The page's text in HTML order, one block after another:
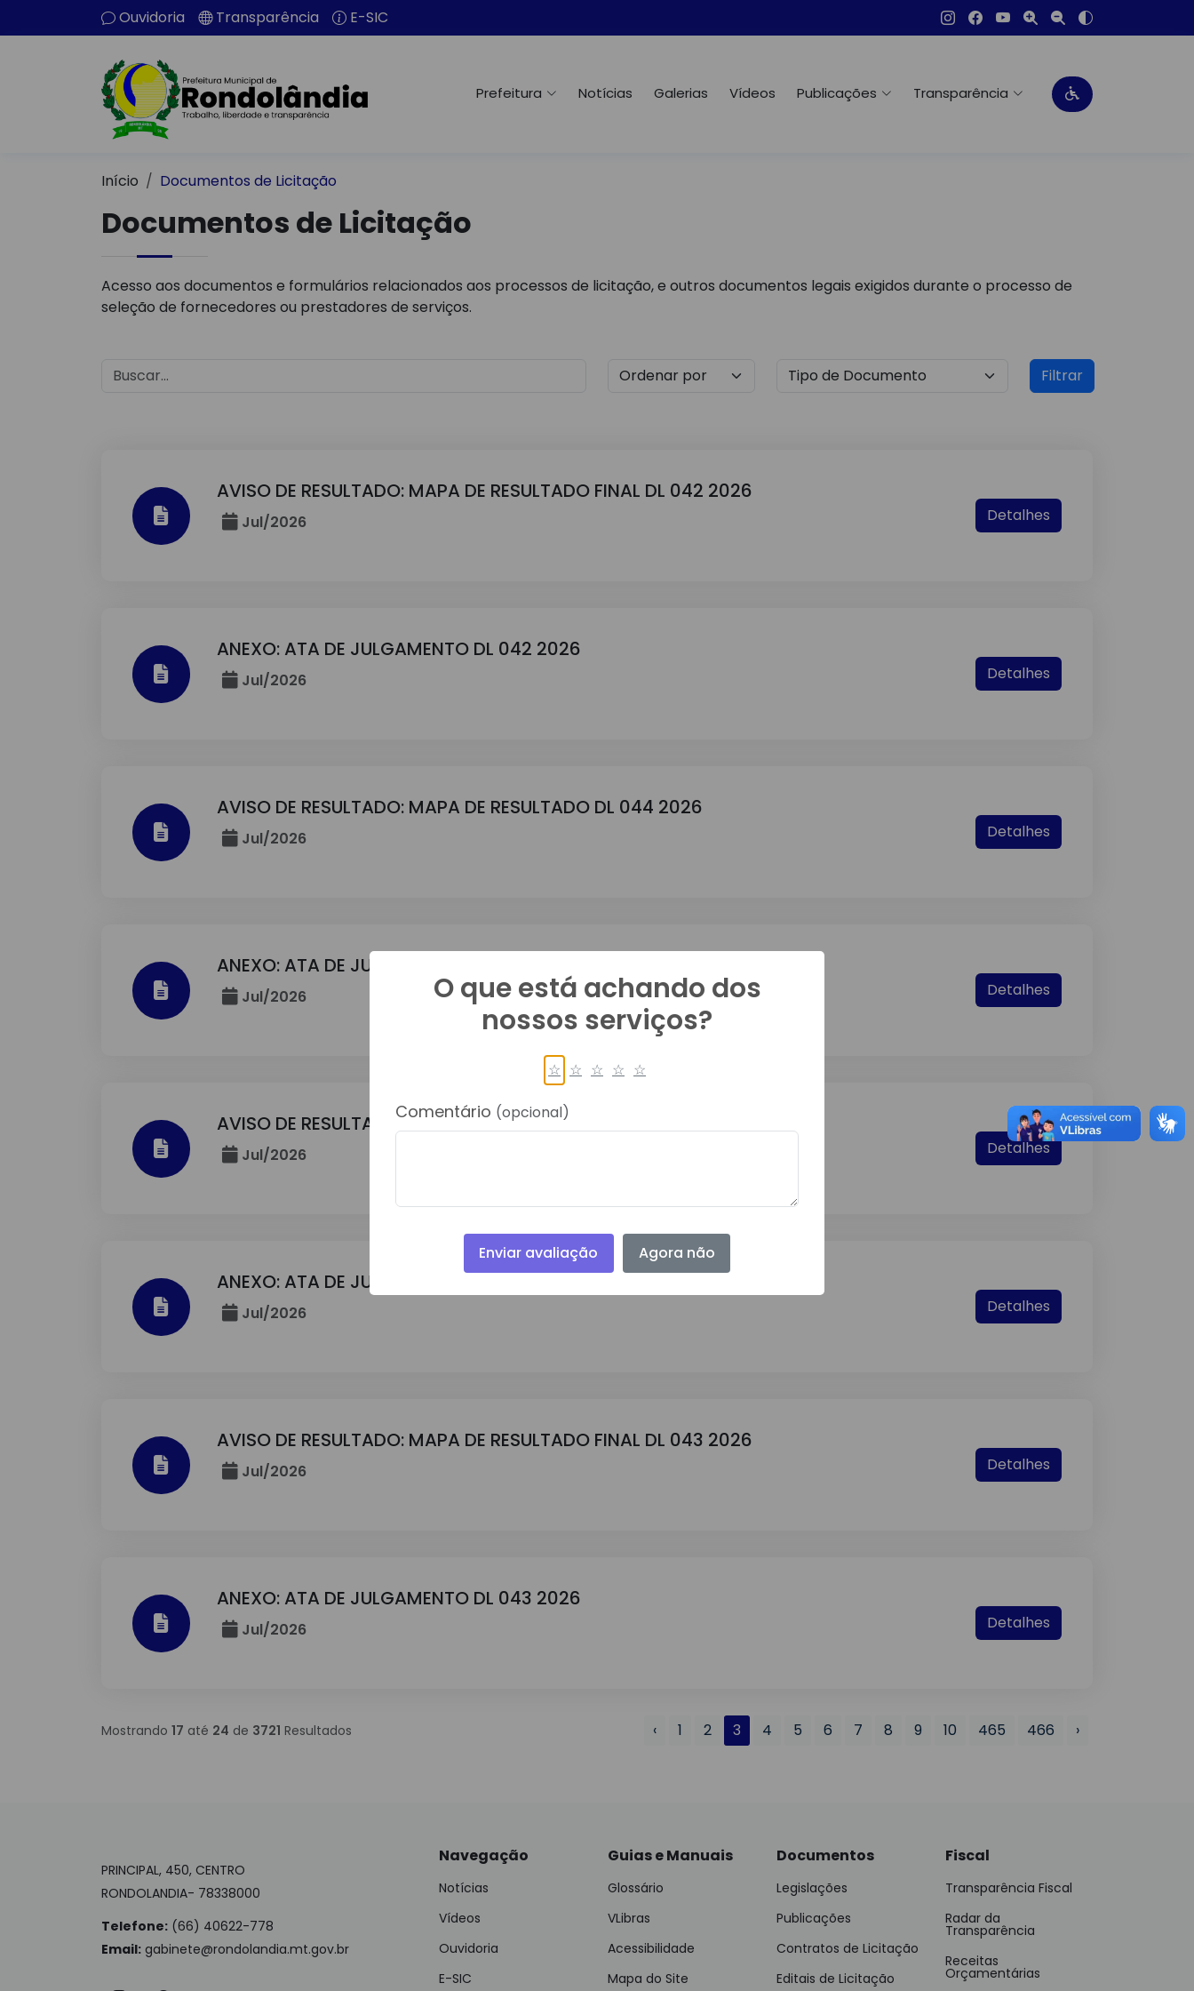
Ouvidoria Transparência E-SIC
Prefeitura Notícias Galerias Vídeos Publicações Transparência
Início Documentos de Licitação
Documentos de Licitação
Acesso aos documentos e formulários relacionados aos processos de licitação, e outros documentos legais exigidos durante o processo de
seleção de fornecedores ou prestadores de serviços.
Filtrar
AVISO DE RESULTADO: MAPA DE RESULTADO FINAL DL 042 2026
Jul/2026 Detalhes
ANEXO: ATA DE JULGAMENTO DL 042 2026
Jul/2026 Detalhes
AVISO DE RESULTADO: MAPA DE RESULTADO DL 044 2026
Jul/2026 Detalhes
ANEXO: ATA DE JULGAMENTO DL 044 2026
Jul/2026 Detalhes
AVISO DE RESULTADO: MAPA DE RESULTADO DL 045 2026
Jul/2026 Detalhes
ANEXO: ATA DE JULGAMENTO DL 045 2026
Jul/2026 Detalhes
AVISO DE RESULTADO: MAPA DE RESULTADO FINAL DL 043 2026
Jul/2026 Detalhes
ANEXO: ATA DE JULGAMENTO DL 043 2026
Jul/2026 Detalhes
Mostrando 17 até 24 de 3721 Resultados ‹ 1 2 3 4 5 6 7 8 9 10 465 466 ›
PRINCIPAL, 450, CENTRO
RONDOLANDIA- 78338000
Telefone: (66) 40622-778
Email: gabinete@rondolandia.mt.gov.br
Navegação
Notícias
Vídeos
Ouvidoria
E-SIC
Guias e Manuais
Glossário
VLibras
Acessibilidade
Mapa do Site
Documentos
Legislações
Publicações
Contratos de Licitação
Editais de Licitação
Fiscal
Transparência Fiscal
Radar da
Transparência
Receitas
Orçamentárias
O que está achando dos
nossos serviços?
☆ ☆ ☆ ☆ ☆
Comentário (opcional)
Enviar avaliação Agora não